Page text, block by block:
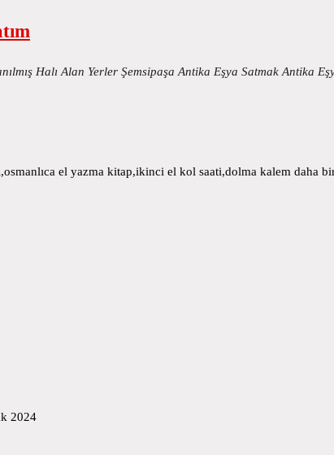
Halı Alan Yerler Şemsipaşa Antika Eşya Satmak Antika
el yazma kitap,ikinci el kol saati,dolma kalem daha
2024